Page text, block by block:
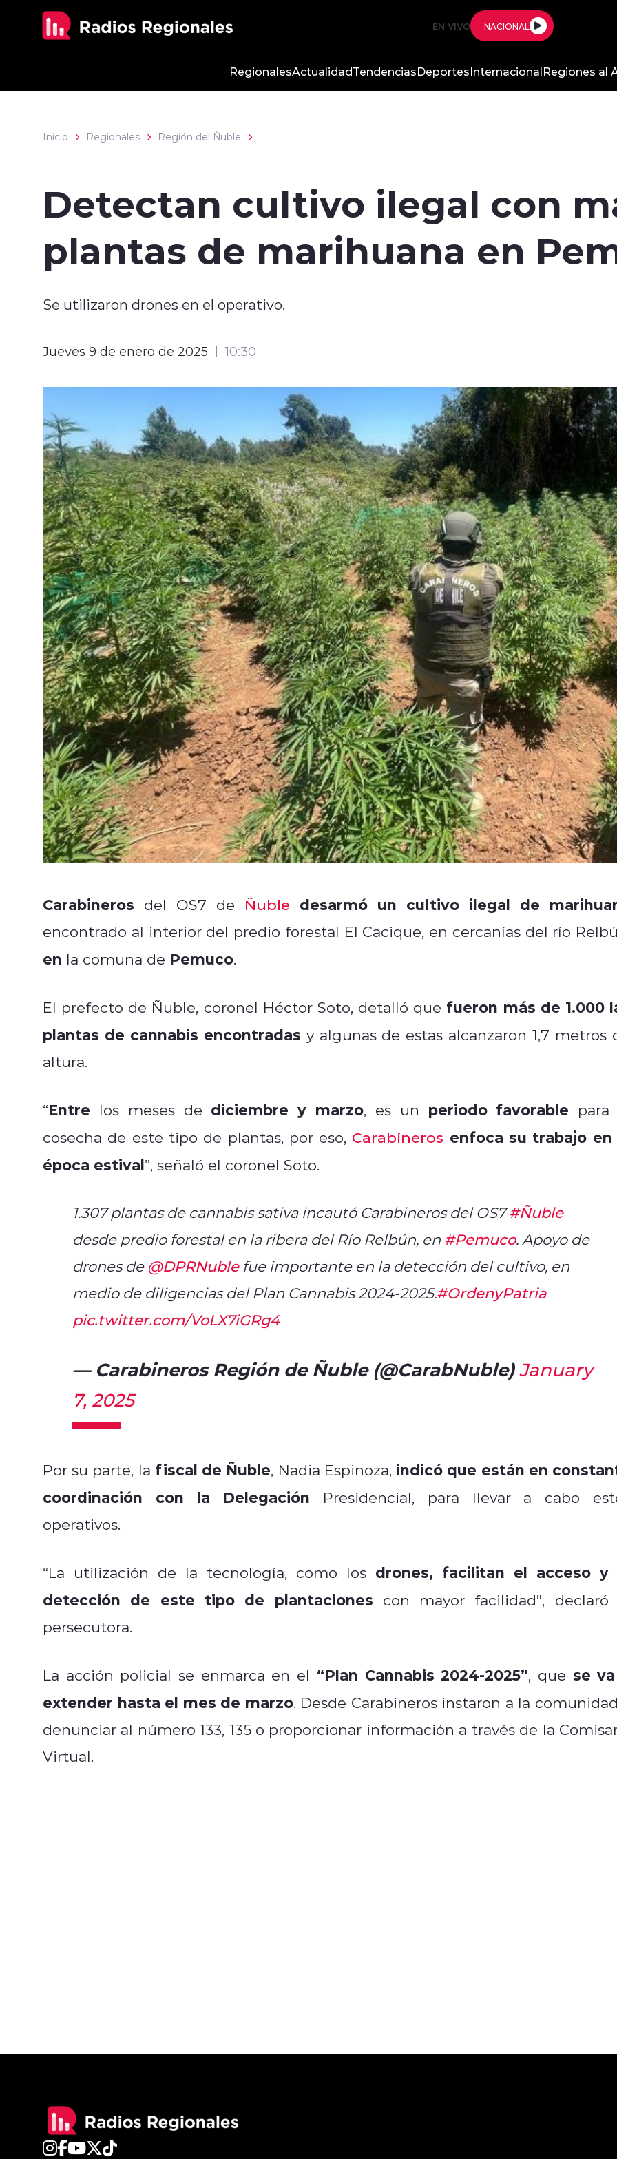
EN VIVO NACIONAL
RegionalesActualidadTendenciasDeportesInternacionalRegiones al
Inicio Regionales Región del Ñuble
Detectan cultivo ilegal con
plantas de marihuana en
Se utilizaron drones en el operativo.
Jueves 9 de enero de 2025 10:30
Carabineros del OS7 de Ñuble desarmó un cultivo ilegal de
encontrado al interior del predio forestal El Cacique, en cercanías del río
en la comuna de Pemuco.
El prefecto de Ñuble, coronel Héctor Soto, detalló que fueron más de 1.000
plantas de cannabis encontradas y algunas de estas alcanzaron 1,7 metros
altura.
“Entre los meses de diciembre y marzo, es un periodo favorable para
cosecha de este tipo de plantas, por eso, Carabineros enfoca su trabajo en
época estival”, señaló el coronel Soto.
1.307 plantas de cannabis sativa incautó Carabineros del OS7#Ñuble
desde predio forestal en la ribera del Río Relbún, en #Pemuco. Apoyo de
drones de @DPRNublefue importante en la detección del cultivo, en
medio de diligencias del Plan Cannabis 2024-2025.#OrdenyPatria
pic.twitter.com/VoLX7iGRg4
— Carabineros Región de Ñuble (@CarabNuble)January
7, 2025
Por su parte, la fiscal de Ñuble, Nadia Espinoza, indicó que están en
coordinación con la Delegación Presidencial, para llevar a cabo
operativos.
“La utilización de la tecnología, como los drones, facilitan el acceso y
detección de este tipo de plantaciones con mayor facilidad”, declaró
persecutora.
La acción policial se enmarca en el “Plan Cannabis 2024-2025”, que se
extender hasta el mes de marzo. Desde Carabineros instaron a la
denunciar al número 133, 135 o proporcionar información a través de la
Virtual.